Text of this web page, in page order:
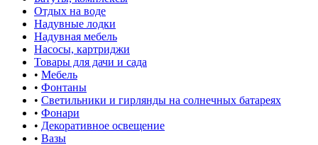
Отдых на воде
Надувные лодки
Надувная мебель
Насосы, картриджи
Товары для дачи и сада
• Мебель
• Фонтаны
• Светильники и гирлянды на солнечных батареях
• Фонари
• Декоративное освещение
• Вазы